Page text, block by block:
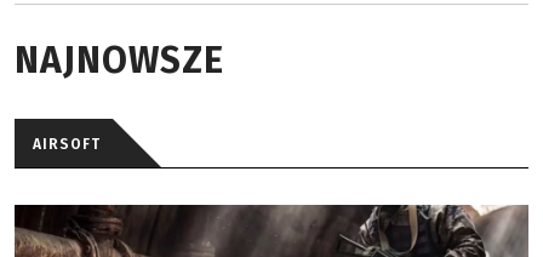
NAJNOWSZE
AIRSOFT